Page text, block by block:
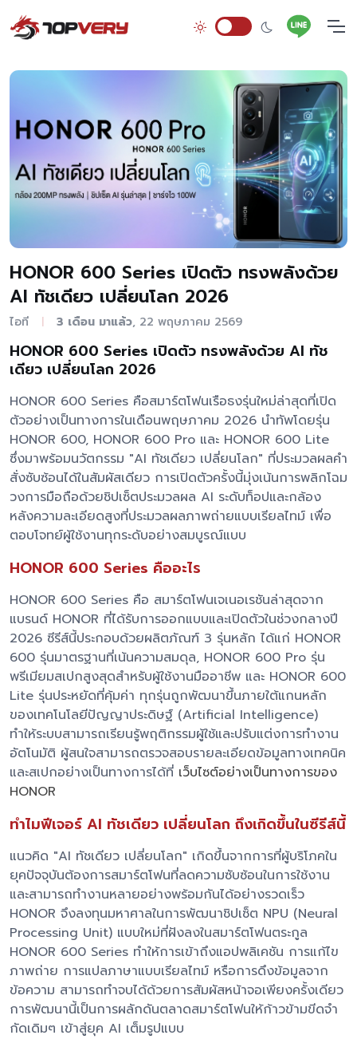
HONOR 600 Series เปิดตัว ทรงพลังด้วย
AI ทัชเดียว เปลี่ยนโลก 2026
ไอที | 3 เดือน มาแล้ว, 22 พฤษภาคม 2569
HONOR 600 Series เปิดตัว ทรงพลังด้วย AI ทัช
เดียว เปลี่ยนโลก 2026
HONOR 600 Series คือสมาร์ตโฟนเรือธงรุ่นใหม่ล่าสุดที่เปิด
ตัวอย่างเป็นทางการในเดือนพฤษภาคม 2026 นำทัพโดยรุ่น
HONOR 600, HONOR 600 Pro และ HONOR 600 Lite
ซึ่งมาพร้อมนวัตกรรม "AI ทัชเดียว เปลี่ยนโลก" ที่ประมวลผลคำ
สั่งซับซ้อนได้ในสัมผัสเดียว การเปิดตัวครั้งนี้มุ่งเน้นการพลิกโฉม
วงการมือถือด้วยชิปเซ็ตประมวลผล AI ระดับท็อปและกล้อง
หลังความละเอียดสูงที่ประมวลผลภาพถ่ายแบบเรียลไทม์ เพื่อ
ตอบโจทย์ผู้ใช้งานทุกระดับอย่างสมบูรณ์แบบ
HONOR 600 Series คืออะไร
HONOR 600 Series คือ สมาร์ตโฟนเจเนอเรชันล่าสุดจาก
แบรนด์ HONOR ที่ได้รับการออกแบบและเปิดตัวในช่วงกลางปี
2026 ซีรีส์นี้ประกอบด้วยผลิตภัณฑ์ 3 รุ่นหลัก ได้แก่ HONOR
600 รุ่นมาตรฐานที่เน้นความสมดุล, HONOR 600 Pro รุ่น
พรีเมียมสเปกสูงสุดสำหรับผู้ใช้งานมืออาชีพ และ HONOR 600
Lite รุ่นประหยัดที่คุ้มค่า ทุกรุ่นถูกพัฒนาขึ้นภายใต้แกนหลัก
ของเทคโนโลยีปัญญาประดิษฐ์ (Artificial Intelligence)
ทำให้ระบบสามารถเรียนรู้พฤติกรรมผู้ใช้และปรับแต่งการทำงาน
อัตโนมัติ ผู้สนใจสามารถตรวจสอบรายละเอียดข้อมูลทางเทคนิค
และสเปกอย่างเป็นทางการได้ที่ เว็บไซต์อย่างเป็นทางการของ
HONOR
ทำไมฟีเจอร์ AI ทัชเดียว เปลี่ยนโลก ถึงเกิดขึ้นในซีรีส์นี้
แนวคิด "AI ทัชเดียว เปลี่ยนโลก" เกิดขึ้นจากการที่ผู้บริโภคใน
ยุคปัจจุบันต้องการสมาร์ตโฟนที่ลดความซับซ้อนในการใช้งาน
และสามารถทำงานหลายอย่างพร้อมกันได้อย่างรวดเร็ว
HONOR จึงลงทุนมหาศาลในการพัฒนาชิปเซ็ต NPU (Neural
Processing Unit) แบบใหม่ที่ฝังลงในสมาร์ตโฟนตระกูล
HONOR 600 Series ทำให้การเข้าถึงแอปพลิเคชัน การแก้ไข
ภาพถ่าย การแปลภาษาแบบเรียลไทม์ หรือการดึงข้อมูลจาก
ข้อความ สามารถทำจบได้ด้วยการสัมผัสหน้าจอเพียงครั้งเดียว
การพัฒนานี้เป็นการผลักดันตลาดสมาร์ตโฟนให้ก้าวข้ามขีดจำ
กัดเดิมๆ เข้าสู่ยุค AI เต็มรูปแบบ